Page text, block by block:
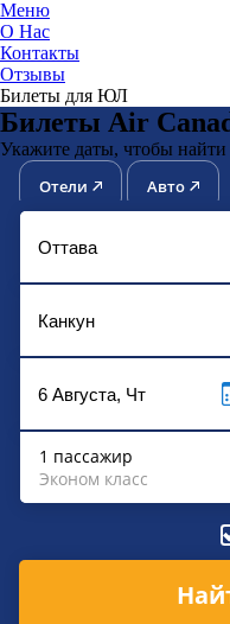
Меню
О Нас
Контакты
Отзывы
Билеты для ЮЛ
Билеты Air
Укажите даты, чтобы найти
Отели Авто
1 пассажир
Эконом класс